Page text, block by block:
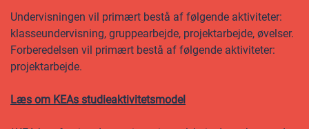
Undervisningen vil primært bestå af følgende aktiviteter:
klasseundervisning, gruppearbejde, projektarbejde, øvelser.
Forberedelsen vil primært bestå af følgende aktiviteter:
projektarbejde.
Læs om KEAs studieaktivitetsmodel